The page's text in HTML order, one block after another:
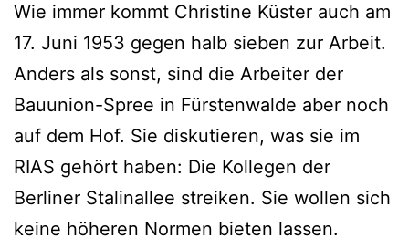
Wie immer kommt Christine Küster auch am
17. Juni 1953 gegen halb sieben zur Arbeit.
Anders als sonst, sind die Arbeiter der
Bauunion-Spree in Fürstenwalde aber noch
auf dem Hof. Sie diskutieren, was sie im
RIAS gehört haben: Die Kollegen der
Berliner Stalinallee streiken. Sie wollen sich
keine höheren Normen bieten lassen.